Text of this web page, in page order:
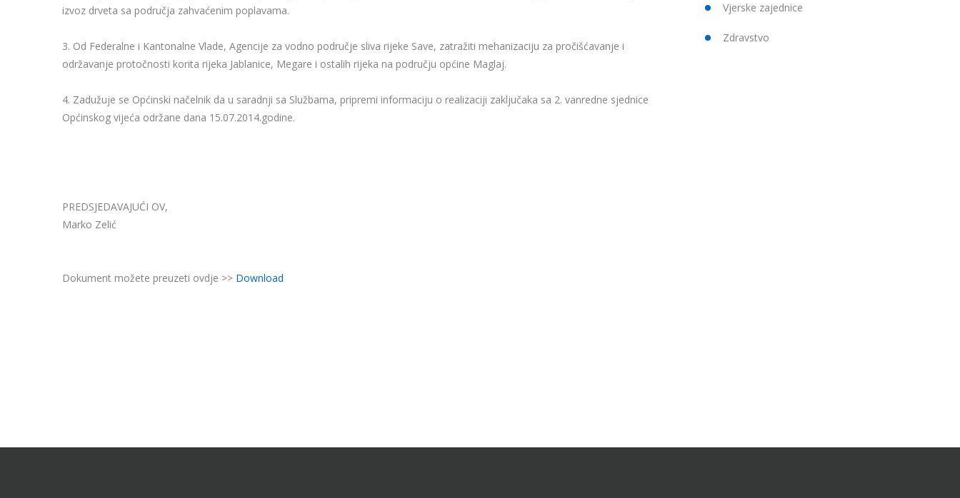
izvoz drveta sa područja zahvaćenim poplavama.
3. Od Federalne i Kantonalne Vlade, Agencije za vodno područje sliva rijeke Save, zatražiti mehanizaciju za pročišćavanje i
održavanje protočnosti korita rijeka Jablanice, Megare i ostalih rijeka na području općine Maglaj.
4. Zadužuje se Općinski načelnik da u saradnji sa Službama, pripremi informaciju o realizaciji zaključaka sa 2. vanredne sjednice
Općinskog vijeća održane dana 15.07.2014.godine.
PREDSJEDAVAJUĆI OV,
Marko Zelić
Dokument možete preuzeti ovdje >> Download
Vjerske zajednice
Zdravstvo